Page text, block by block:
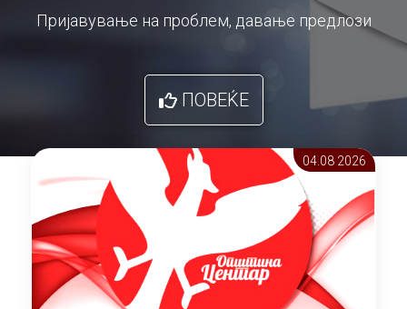
Пријавување на проблем, давање предлози
ПОВЕЌЕ
04.08 2026